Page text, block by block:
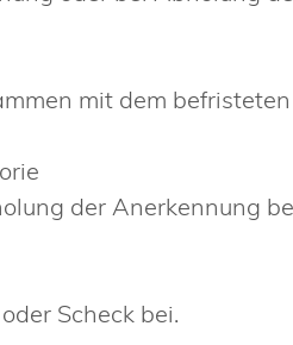
mit dem befristeten
der Anerkennung
Scheck bei.